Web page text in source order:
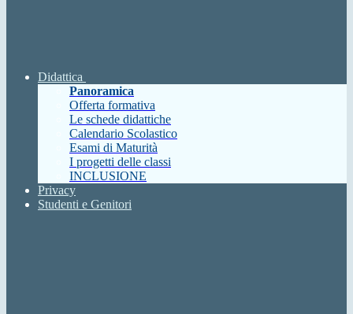
Didattica
Panoramica
Offerta formativa
Le schede didattiche
Calendario Scolastico
Esami di Maturità
I progetti delle classi
INCLUSIONE
Privacy
Studenti e Genitori